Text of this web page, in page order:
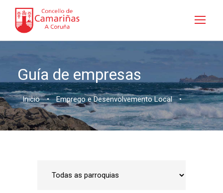
Guía de empresas
Inicio • Emprego e Desenvolvemento Local •